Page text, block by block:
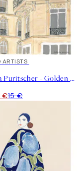
ARTISTS
Katharina Puritscher - Golden Hour Building Juliste
€15 €